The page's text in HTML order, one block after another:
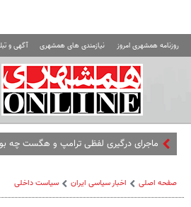
روزنامه همشهری امروز نیازمندی های همشهری آگهی و
ماجرای درگیری لفظی ترامپ و هگست چه
صفحه اصلی اخبار سیاسی ایران سیاست داخلی